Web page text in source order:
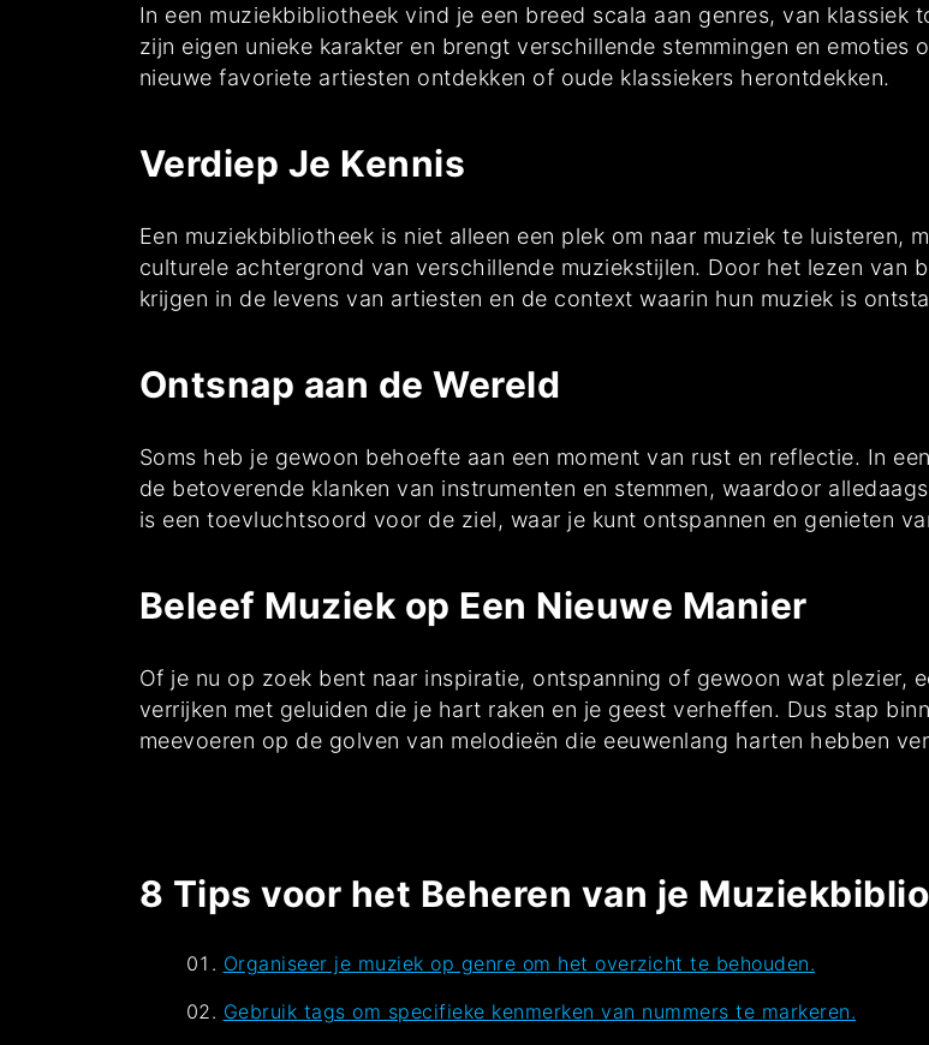
In een muziekbibliotheek vind je een breed scala aan genres, van
zijn eigen unieke karakter en brengt verschillende stemmingen en
nieuwe favoriete artiesten ontdekken of oude klassiekers herontdekken.
Verdiep Je Kennis
Een muziekbibliotheek is niet alleen een plek om naar muziek te luisteren,
culturele achtergrond van verschillende muziekstijlen. Door het lezen van
krijgen in de levens van artiesten en de context waarin hun muziek is
Ontsnap aan de Wereld
Soms heb je gewoon behoefte aan een moment van rust en reflectie. In
de betoverende klanken van instrumenten en stemmen, waardoor
is een toevluchtsoord voor de ziel, waar je kunt ontspannen en genieten
Beleef Muziek op Een Nieuwe Manier
Of je nu op zoek bent naar inspiratie, ontspanning of gewoon wat plezier,
verrijken met geluiden die je hart raken en je geest verheffen. Dus stap
meevoeren op de golven van melodieën die eeuwenlang harten hebben
8 Tips voor het Beheren van je
Organiseer je muziek op genre om het overzicht te behouden.
Gebruik tags om specifieke kenmerken van nummers te markeren.